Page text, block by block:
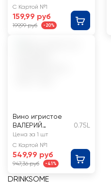
пастеризованный
полусухой
газированный
5,5%
С Картой №1
159,99 руб
199,99 руб -20%
Вино игристое
ВАЛЕРИЙ
ЗАХАРЬИН роз.
брют
0.75L
Цена за 1 шт
С Картой №1
549,99 руб
947,36 руб -41%
DRINKSOME